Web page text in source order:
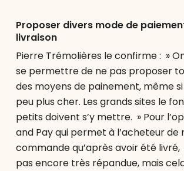
Proposer divers mode de
livraison
Pierre Trémolières le confirme : »
se permettre de ne pas proposer
des moyens de painement, même
peu plus cher. Les grands sites le
petits doivent s’y mettre. » Pour
and Pay qui permet à l’acheteur de
commande qu’après avoir été livré,
pas encore très répandue, mais